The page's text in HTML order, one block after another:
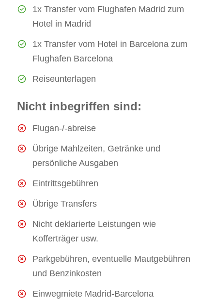
1x Transfer vom Flughafen Madrid zum
Hotel in Madrid
1x Transfer vom Hotel in Barcelona zum
Flughafen Barcelona
Reiseunterlagen
Nicht inbegriffen sind:
Flugan-/-abreise
Übrige Mahlzeiten, Getränke und
persönliche Ausgaben
Eintrittsgebühren
Übrige Transfers
Nicht deklarierte Leistungen wie
Kofferträger usw.
Parkgebühren, eventuelle Mautgebühren
und Benzinkosten
Einwegmiete Madrid-Barcelona